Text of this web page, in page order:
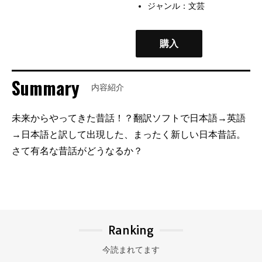
ジャンル：文芸
購入
Summary 内容紹介
未来からやってきた昔話！？翻訳ソフトで日本語→英語
→日本語と訳して出現した、まったく新しい日本昔話。
さて有名な昔話がどうなるか？
Ranking
今読まれてます